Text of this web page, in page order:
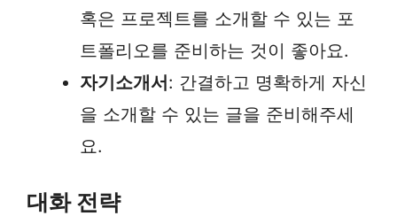
혹은 프로젝트를 소개할 수 있는 포
트폴리오를 준비하는 것이 좋아요.
자기소개서: 간결하고 명확하게 자신
을 소개할 수 있는 글을 준비해주세
요.
대화 전략